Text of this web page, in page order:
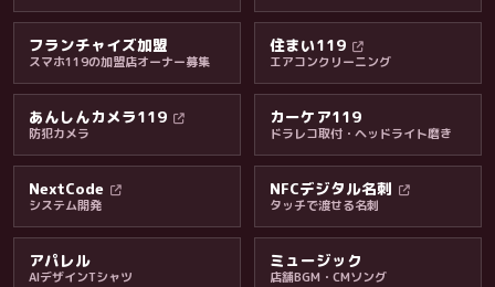
料金・保証・ご案内
フランチャイズ加盟
スマホ119の加盟店オーナー募集
住まい119
エアコンクリーニング
あんしんカメラ119
防犯カメラ
カーケア119
ドラレコ取付・ヘッドライト磨き
NextCode
システム開発
NFCデジタル名刺
タッチで渡せる名刺
アパレル
AIデザインTシャツ
ミュージック
店舗BGM・CMソング